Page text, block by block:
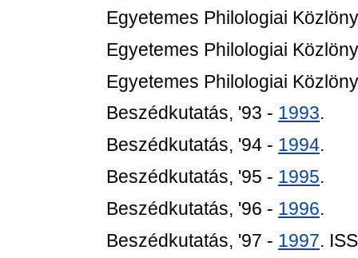
Egyetemes Philologiai
Egyetemes Philologiai
Egyetemes Philologiai
Beszédkutatás, '93 - 1993.
Beszédkutatás, '94 - 1994.
Beszédkutatás, '95 - 1995.
Beszédkutatás, '96 - 1996.
Beszédkutatás, '97 - 1997.